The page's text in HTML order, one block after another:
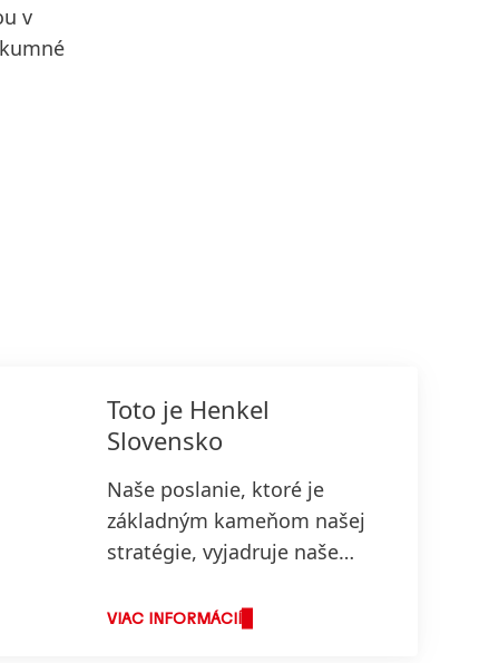
v
Toto je Henkel
Slovensko
Naše poslanie, ktoré je
základným kameňom našej
stratégie, vyjadruje naše
for the good of generation“,
VIAC INFORMÁCIÍ